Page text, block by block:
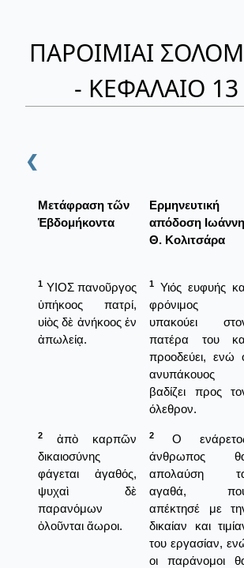
ΠΑΡΟΙΜΙΑΙ
- ΚΕΦΑΛΑΙΟ 13
❮
Μετάφραση τῶν
Ἑβδομήκοντα
Ερμηνευτική
απόδοση Ιωάννη
Θ. Κολιτσάρα
1 ΥΙΟΣ πανοῦργος
ὑπήκοος πατρί,
υἱὸς δὲ ἀνήκοος ἐν
ἀπωλείᾳ.
1
Υιός ευφυής
φρόνιμος
υπακούει
πατέρα του
προοδεύει, ενώ
ανυπάκουος
βαδίζει προς
όλεθρον.
2
ἀπὸ καρπῶν
δικαιοσύνης
φάγεται ἀγαθός,
ψυχαὶ δὲ
παρανόμων
ὀλοῦνται ἄωροι.
2
Ο
άνθρωπος
απολαύση
αγαθά,
απέκτησέ με
δικαίαν και
του εργασίαν,
οι παράνομοι